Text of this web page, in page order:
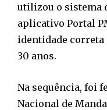
utilizou o sistema
aplicativo Portal
identidade correta
30 anos.
Na sequência, foi
Nacional de